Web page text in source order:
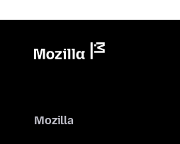
Mozilla